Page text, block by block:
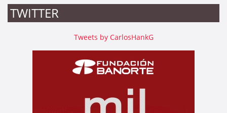
TWITTER
Tweets by CarlosHankG